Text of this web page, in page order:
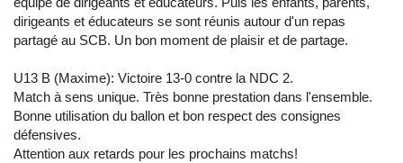
dirigeants et éducateurs se sont réunis autour d'un repas
partagé au SCB. Un bon moment de plaisir et de partage.
U13 B (Maxime): Victoire 13-0 contre la NDC 2.
Match à sens unique. Très bonne prestation dans l'ensemble.
Bonne utilisation du ballon et bon respect des consignes
défensives.
Attention aux retards pour les prochains matchs!